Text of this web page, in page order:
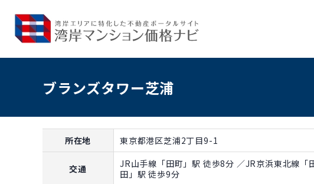
ブランズタワー芝浦
所在地 東京都港区芝浦2丁目9-1
交通
JR山手線「田町」駅 徒歩8分 ／JR京浜東北線「
田」駅 徒歩9分
85A
85A
85A
85.72m²
3LDK
87.95m²
売出中住戸有り
専有面積: 85.72m²
専有面積: 87.95m²